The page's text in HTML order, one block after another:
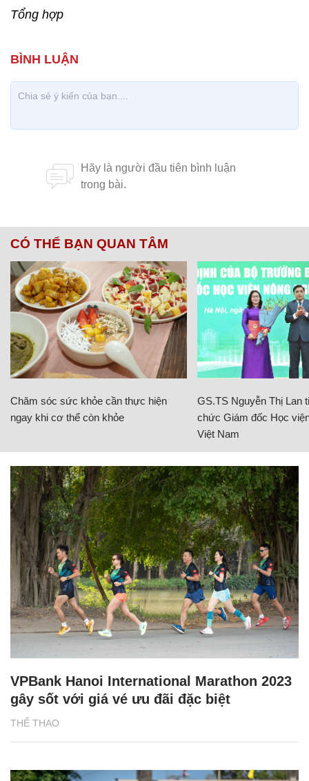
Tổng hợp
CÓ THỂ BẠN QUAN TÂM
Chăm sóc sức khỏe cần thực hiện
ngay khi cơ thể còn khỏe
GS.TS Nguyễn Thị Lan
chức Giám đốc Học
Việt Nam
THỂ THAO
VPBank Hanoi International Marathon 2023
gây sốt với giá vé ưu đãi đặc biệt